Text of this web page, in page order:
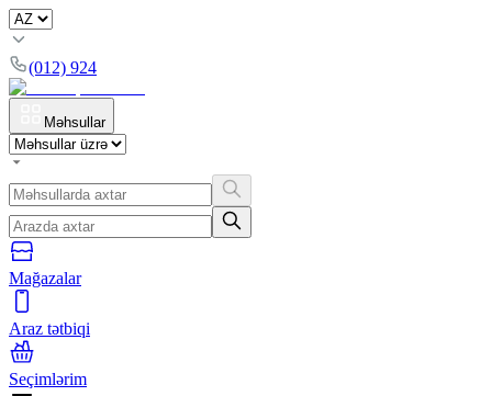
(012) 924
Məhsullar
Mağazalar
Araz tətbiqi
Seçimlərim